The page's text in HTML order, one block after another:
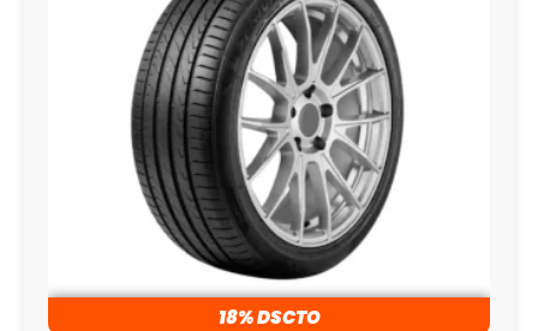
18% DSCTO
LLANTA 295/35R21 SENTURY QIRIN 990 107V XL
S/162.9